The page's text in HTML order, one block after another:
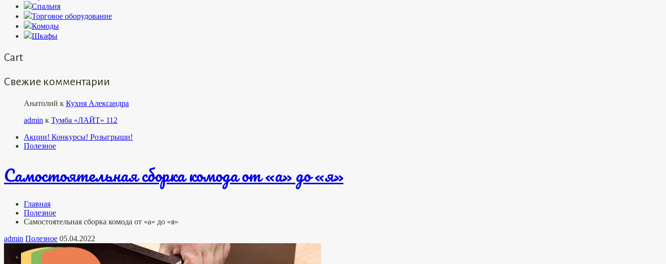
Спальня
Торговое оборудование
Комоды
Шкафы
Cart
Свежие комментарии
Анатолий к Кухня Александра
admin к Тумба «ЛАЙТ» 112
Акции! Конкурсы! Розыгрыши!
Полезное
Самостоятельная сборка комода от «а» до «я»
Главная
Полезное
Самостоятельная сборка комода от «а» до «я»
admin Полезное 05.04.2022